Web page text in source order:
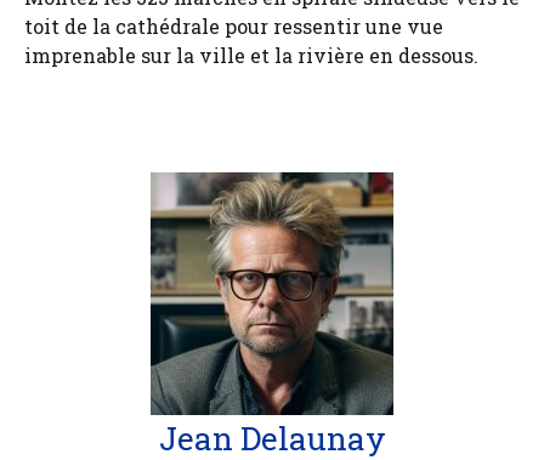
toit de la cathédrale pour ressentir une vue
imprenable sur la ville et la rivière en dessous.
Jean Delaunay